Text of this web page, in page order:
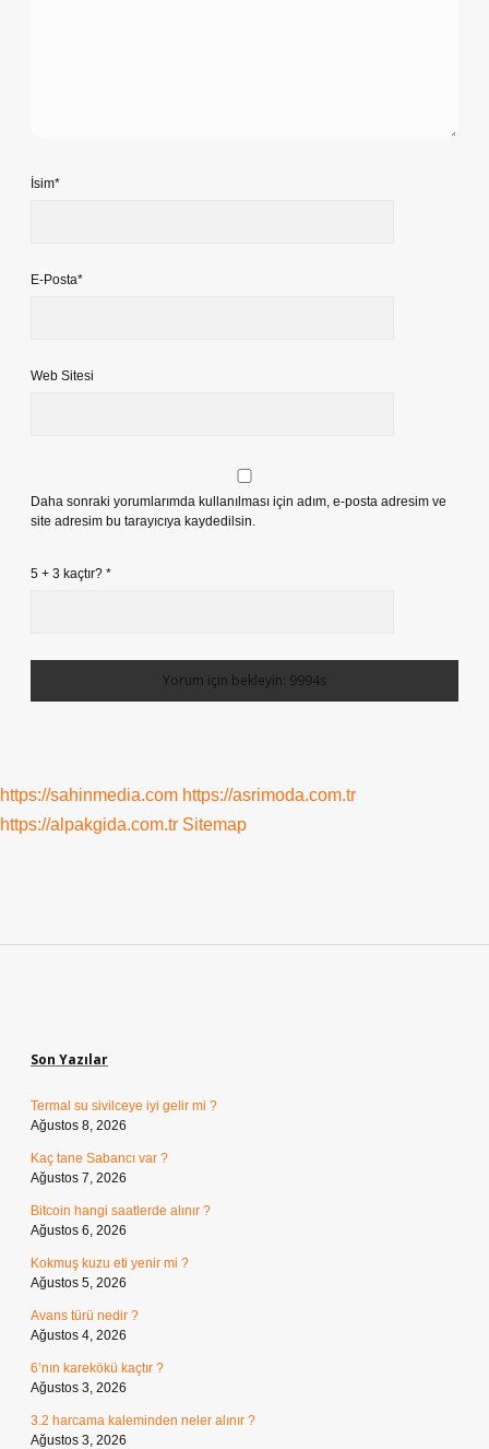
İsim*
E-Posta*
Web Sitesi
Daha sonraki yorumlarımda kullanılması için adım, e-posta adresim ve
site adresim bu tarayıcıya kaydedilsin.
5 + 3 kaçtır? *
https://sahinmedia.com https://asrimoda.com.tr
https://alpakgida.com.tr Sitemap
Son Yazılar
Termal su sivilceye iyi gelir mi ?
Ağustos 8, 2026
Kaç tane Sabancı var ?
Ağustos 7, 2026
Bitcoin hangi saatlerde alınır ?
Ağustos 6, 2026
Kokmuş kuzu eti yenir mi ?
Ağustos 5, 2026
Avans türü nedir ?
Ağustos 4, 2026
6’nın karekökü kaçtır ?
Ağustos 3, 2026
3.2 harcama kaleminden neler alınır ?
Ağustos 3, 2026